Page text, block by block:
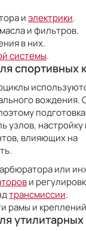
иэлектрики.
и фильтров.
в них.
системы.
спортивных
узлов, настройку
влияющих на
или
и
трансмиссии.
рамы и